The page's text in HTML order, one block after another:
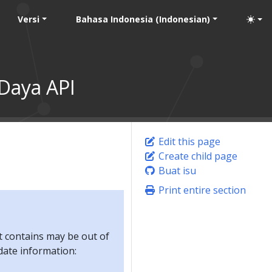
Versi Bahasa Indonesia (Indonesian)
API
Edit this page
Create child page
Buat isu
Print entire section
may be out of
information: